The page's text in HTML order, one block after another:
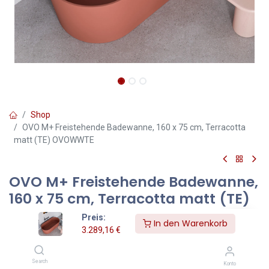
Preis:
3.289,16 €
In den Warenkorb
Search Konto
Shop
OVO M+ Freistehende Badewanne, 160 x 75 cm, Terracotta
matt (TE) OVOWWTE
OVO M+ Freistehende Badewanne,
160 x 75 cm, Terracotta matt (TE)
OVOWWTE
Farbe: Terracotta matt (TE)
Die freistehende Badewanne aus der OMNIRES OVO Kollektion